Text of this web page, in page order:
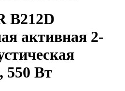
B212D
активная 2-
550 Вт